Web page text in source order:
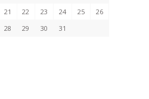
21 22 23 24 25
26
28 29 30 31